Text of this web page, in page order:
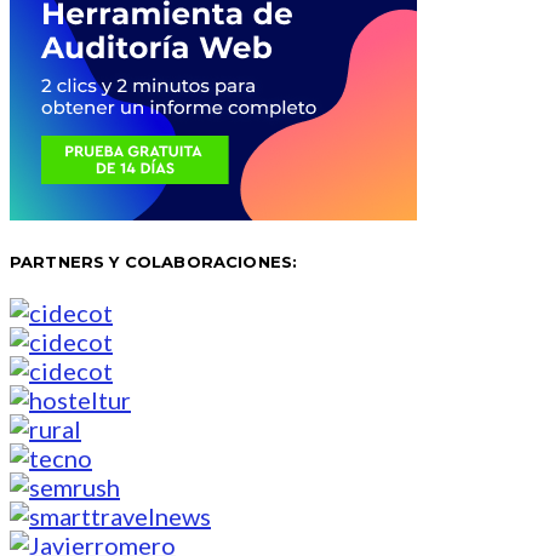
PARTNERS Y COLABORACIONES: